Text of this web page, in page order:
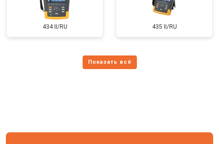
434 II/RU 435 II/RU